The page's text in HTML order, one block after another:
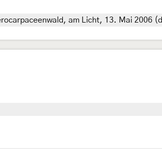
am Licht, 13. Mai 2006